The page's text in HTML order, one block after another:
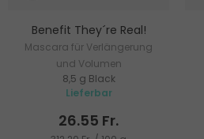
Benefit They´re Real!
Mascara für Verlängerung
und Volumen
8,5 g Black
Lieferbar
26.55 Fr.